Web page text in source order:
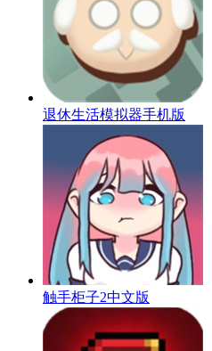
退休生活模拟器手机版
触手柜子2中文版